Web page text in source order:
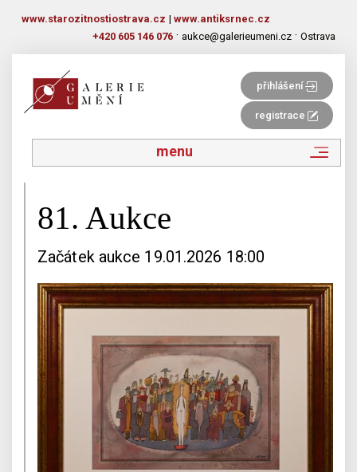
www.starozitnostiostrava.cz | www.antiksrnec.cz
+420 605 146 076 · aukce@galerieumeni.cz · Ostrava
přihlášení
registrace
menu
81. Aukce
Začátek aukce 19.01.2026 18:00